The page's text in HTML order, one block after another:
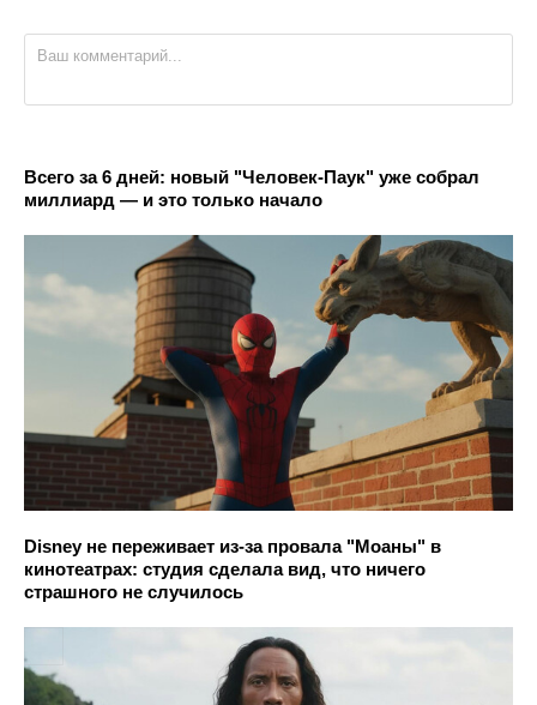
Всего за 6 дней: новый "Человек-Паук" уже собрал
миллиард — и это только начало
Disney не переживает из-за провала "Моаны" в
кинотеатрах: студия сделала вид, что ничего
страшного не случилось